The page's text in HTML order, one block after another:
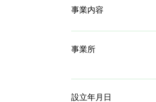
事業内容
事業所
設立年月日